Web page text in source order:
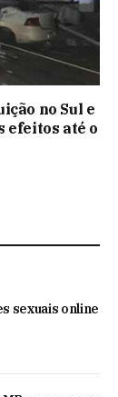
no Sul e
efeitos até o
sexuais online